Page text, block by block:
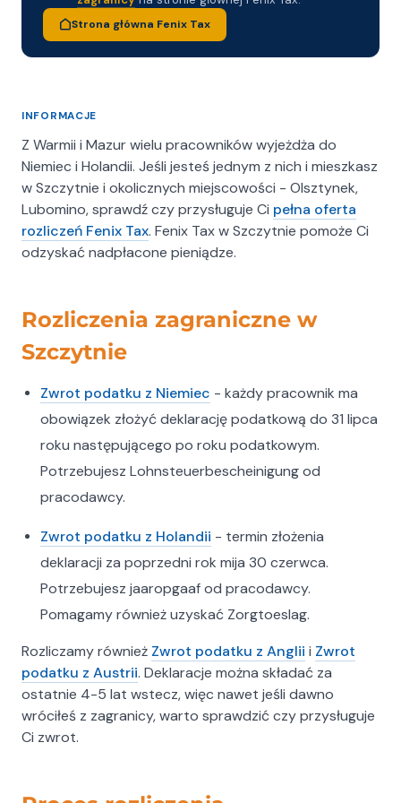
zaangażowaniem, zapewniając komfort i
bezpieczeństwo podatkowe naszym klientom.
Oferujemy pełne wsparcie przy rozliczeniach z
dochodowego z Niemiec i Holandii, obsługę
działalności jednoosobowej (Gewerbe),
prowadzenie kadr i płac dla firm delegujących
pracowników do pracy w Niemczech, kalkulację
wynagrodzeń zgodnie z niemieckimi przepisami,
tworzenie zgodnych z prawem niemieckim umów
pracowniczych (Lohnsteuerbescheinigung),
pomoc przy wnioskach o zasiłek rodzinny
Kindergeld, uzyskiwanie
zakresie dofinansowania składek zdrowotnych.
Sprawny zwrot podatku bez
stresu
Jeśli chcesz szybko i bezproblemowo odzyskać
skontaktuj się z nami. Zaufaj specjalistom, którzy
przeprowadzą Cię przez cały proces krok po
kroku, eliminując zbędne komplikacje i
oszczędzając Twój czas.
Bolesława Chrobrego 4, 12-100 Szczytno
Tel.: 532147007
Strona główna Fenix Tax
INFORMACJE
Z Warmii i Mazur wielu pracowników wyjeżdża do
Niemiec i Holandii. Jeśli jesteś jednym z nich i mieszkasz
w Szczytnie i okolicznych miejscowości - Olsztynek,
Lubomino, sprawdź czy przysługuje Ci pełna oferta
rozliczeń Fenix Tax. Fenix Tax w Szczytnie pomoże Ci
odzyskać nadpłacone pieniądze.
Rozliczenia zagraniczne w
Szczytnie
Zwrot podatku z Niemiec - każdy pracownik ma
obowiązek złożyć deklarację podatkową do 31 lipca
roku następującego po roku podatkowym.
Potrzebujesz Lohnsteuerbescheinigung od
pracodawcy.
Zwrot podatku z Holandii - termin złożenia
deklaracji za poprzedni rok mija 30 czerwca.
Potrzebujesz jaaropgaaf od pracodawcy.
Pomagamy również uzyskać Zorgtoeslag.
Rozliczamy również Zwrot podatku z Anglii i Zwrot
podatku z Austrii. Deklaracje można składać za
ostatnie 4-5 lat wstecz, więc nawet jeśli dawno
wróciłeś z zagranicy, warto sprawdzić czy przysługuje
Ci zwrot.